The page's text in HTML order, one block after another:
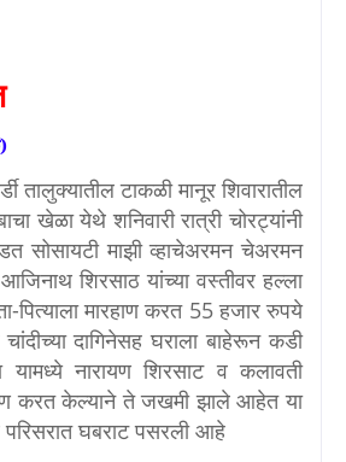
)
तालुक्यातील टाकळी मानूर शिवारातील
खेळा येथे शनिवारी रात्री चोरट्यांनी
सोसायटी माझी व्हाचेअरमन चेअरमन
शिरसाठ यांच्या वस्तीवर हल्ला
पित्याला मारहाण करत 55 हजार रुपये
दागिनेसह घराला बाहेरून कडी
नारायण शिरसाट व कलावती
करत केल्याने ते जखमी झाले आहेत या
घबराट पसरली आहे